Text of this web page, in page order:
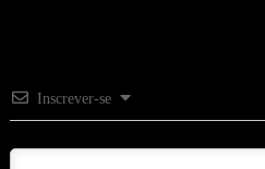
Inscrever-se